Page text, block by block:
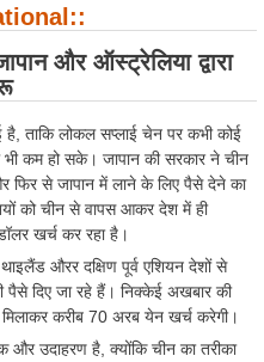
और ऑस्ट्रेलिया द्वारा
ताकि लोकल सप्लाई चेन पर कभी कोई
कम हो सके। जापान की सरकार ने चीन
फिर से जापान में लाने के लिए पैसे देने का
को चीन से वापस आकर देश में ही
खर्च कर रहा है।
औरर दक्षिण पूर्व एशियन देशों से
पैसे दिए जा रहे हैं। निक्केई अखबार की
करीब 70 अरब येन खर्च करेगी।
उदाहरण है, क्योंकि चीन का तरीका